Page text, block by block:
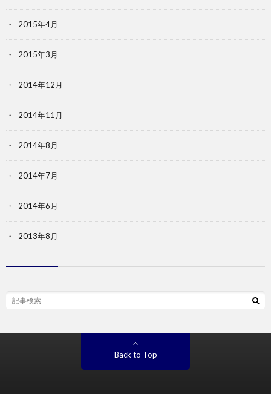
2015年4月
2015年3月
2014年12月
2014年11月
2014年8月
2014年7月
2014年6月
2013年8月
Back to Top